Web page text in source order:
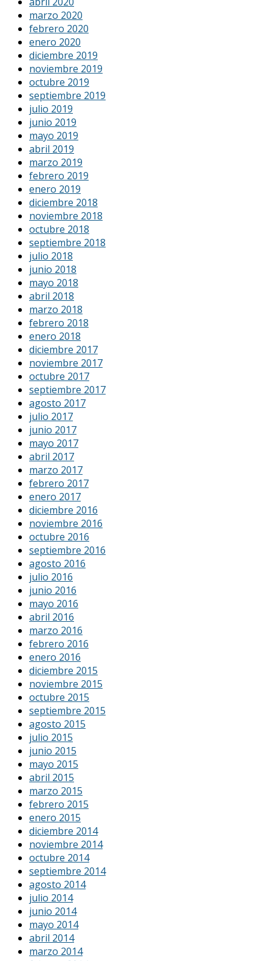
marzo 2020
febrero 2020
enero 2020
diciembre 2019
noviembre 2019
octubre 2019
septiembre 2019
julio 2019
junio 2019
mayo 2019
abril 2019
marzo 2019
febrero 2019
enero 2019
diciembre 2018
noviembre 2018
octubre 2018
septiembre 2018
julio 2018
junio 2018
mayo 2018
abril 2018
marzo 2018
febrero 2018
enero 2018
diciembre 2017
noviembre 2017
octubre 2017
septiembre 2017
agosto 2017
julio 2017
junio 2017
mayo 2017
abril 2017
marzo 2017
febrero 2017
enero 2017
diciembre 2016
noviembre 2016
octubre 2016
septiembre 2016
agosto 2016
julio 2016
junio 2016
mayo 2016
abril 2016
marzo 2016
febrero 2016
enero 2016
diciembre 2015
noviembre 2015
octubre 2015
septiembre 2015
agosto 2015
julio 2015
junio 2015
mayo 2015
abril 2015
marzo 2015
febrero 2015
enero 2015
diciembre 2014
noviembre 2014
octubre 2014
septiembre 2014
agosto 2014
julio 2014
junio 2014
mayo 2014
abril 2014
marzo 2014